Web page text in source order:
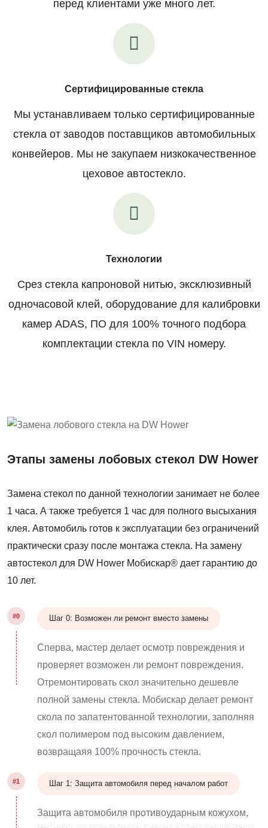
перед клиентами уже много лет.
Сертифицированные стекла
Мы устанавливаем только сертифицированные
стекла от заводов поставщиков автомобильных
конвейеров. Мы не закупаем низкокачественное
цеховое автостекло.
Технологии
Срез стекла капроновой нитью, эксклюзивный
одночасовой клей, оборудование для калибровки
камер ADAS, ПО для 100% точного подбора
комплектации стекла по VIN номеру.
Этапы замены лобовых стекол DW Hower
Замена стекол по данной технологии занимает не более
1 часа. А также требуется 1 час для полного высыхания
клея. Автомобиль готов к эксплуатации без ограничений
практически сразу после монтажа стекла. На замену
автостекол для DW Hower Мобискар® дает гарантию до
10 лет.
#0 Шаг 0: Возможен ли ремонт вместо замены
Сперва, мастер делает осмотр повреждения и
проверяет возможен ли ремонт повреждения.
Отремонтировать скол значительно дешевле
полной замены стекла. Мобискар делает ремонт
скола по запатентованной технологии, заполняя
скол полимером под высоким давлением,
возвращаяя 100% прочность стекла.
#1 Шаг 1: Защита автомобиля перед началом работ
Защита автомобиля противоударным кожухом,